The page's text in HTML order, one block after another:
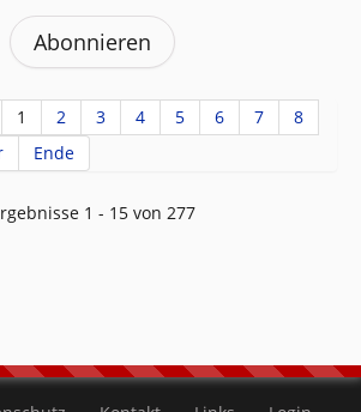
Abonnieren
1 2 3 4 5 6 7
8
Ende
1 - 15 von 277